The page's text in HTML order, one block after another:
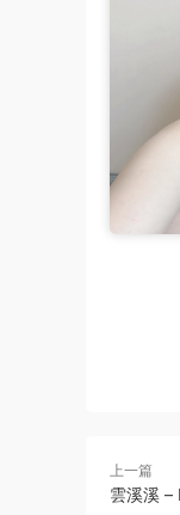
上一篇
雲溪溪 –